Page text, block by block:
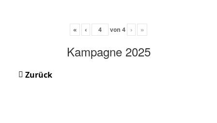
« ‹ von 4 › »
Kampagne 2025
Zurück